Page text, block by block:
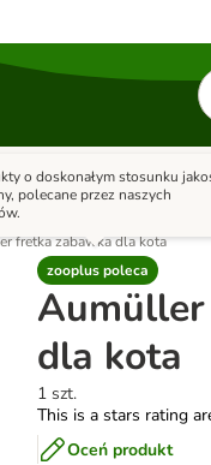
menu kategorii: Koty
zwierzęta
fretka zabawka dla kota
zooplus poleca
o doskonałym stosunku
polecane przez naszych
dla kota
1 szt.
This is a stars rating
Oceń produkt